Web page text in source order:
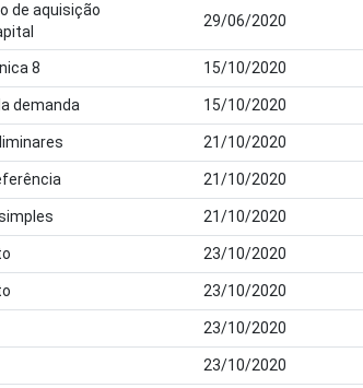
de aquisição
29/06/2020
8 15/10/2020
demanda 15/10/2020
21/10/2020
21/10/2020
21/10/2020
23/10/2020
23/10/2020
23/10/2020
23/10/2020